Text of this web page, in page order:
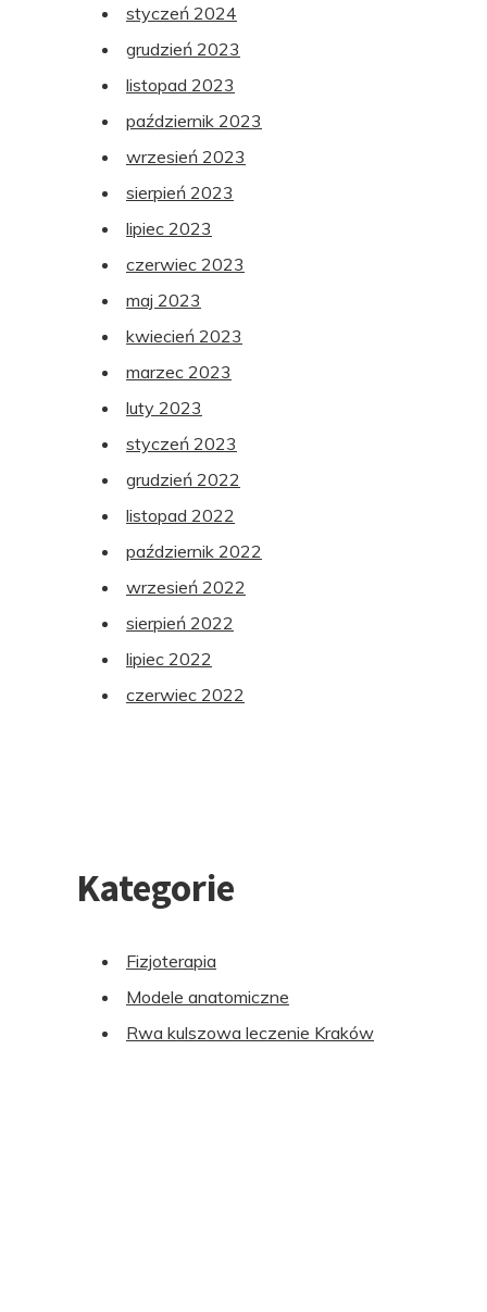
styczeń 2024
grudzień 2023
listopad 2023
październik 2023
wrzesień 2023
sierpień 2023
lipiec 2023
czerwiec 2023
maj 2023
kwiecień 2023
marzec 2023
luty 2023
styczeń 2023
grudzień 2022
listopad 2022
październik 2022
wrzesień 2022
sierpień 2022
lipiec 2022
czerwiec 2022
Kategorie
Fizjoterapia
Modele anatomiczne
Rwa kulszowa leczenie Kraków